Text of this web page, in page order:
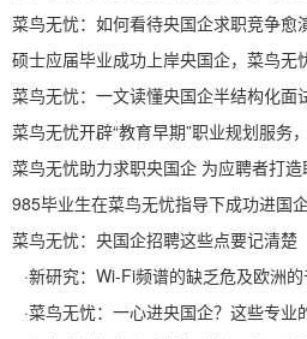
菜鸟无忧：如何看待央国企求职竞争愈
硕士应届毕业成功上岸央国企，菜鸟无
菜鸟无忧：一文读懂央国企半结构化面
菜鸟无忧开辟“教育早期”职业规划服务
菜鸟无忧助力求职央国企 为应聘者打
985毕业生在菜鸟无忧指导下成功进国
菜鸟无忧：央国企招聘这些点要记清楚
·新研究：Wi-Fi频谱的缺乏危及欧洲
·菜鸟无忧：一心进央国企？这些专业